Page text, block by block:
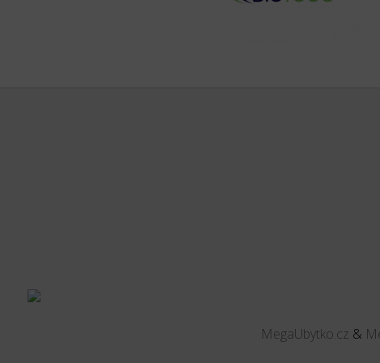
MegaUbytko.cz &